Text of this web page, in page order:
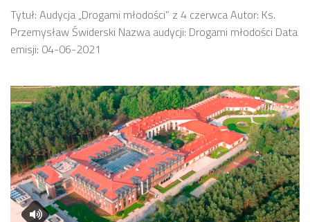
Tytuł: Audycja „Drogami młodości” z 4 czerwca Autor: Ks.
Przemysław Świderski Nazwa audycji: Drogami młodości Data
emisji: 04-06-2021